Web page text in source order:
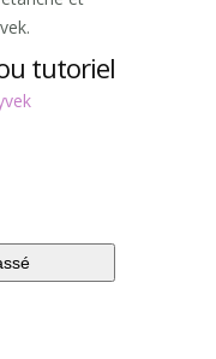
tutoriel